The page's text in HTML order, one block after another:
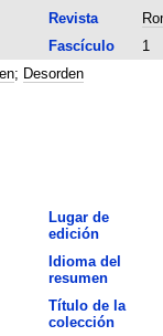
Revista
Fascículo
1
; Desorden
Lugar de
edición
Idioma del
resumen
Título de la
colección